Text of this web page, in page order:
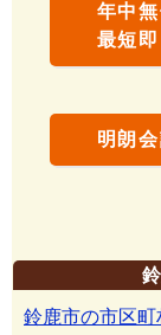
年中
最短即
明朗
鈴鹿市の市区町